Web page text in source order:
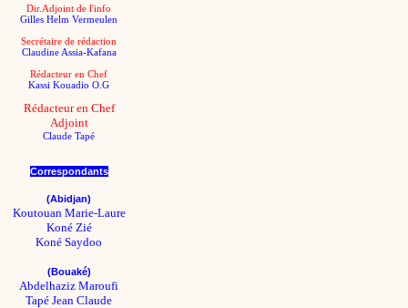
Dir.Adjoint de l'info
Gilles Helm Vermeulen
Secrétaire de rédaction
Claudine Assia-Kafana
Rédacteur en Chef
Kassi Kouadio O.G
Rédacteur en Chef
Adjoint
Claude Tapé
Correspondants
(Abidjan)
Koutouan Marie-Laure
Koné Zié
Koné Saydoo
(Bouaké)
Abdelhaziz Maroufi
Tapé Jean Claude